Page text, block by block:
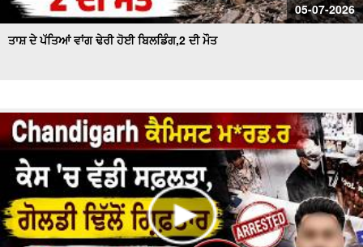
05-07-2026
ਤਾਸ਼ ਦੇ ਪੱਤਿਆਂ ਵਾਂਗ ਢੇਰੀ ਹੋਈ ਬਿਲਡਿੰਗ,2 ਦੀ ਮੌਤ